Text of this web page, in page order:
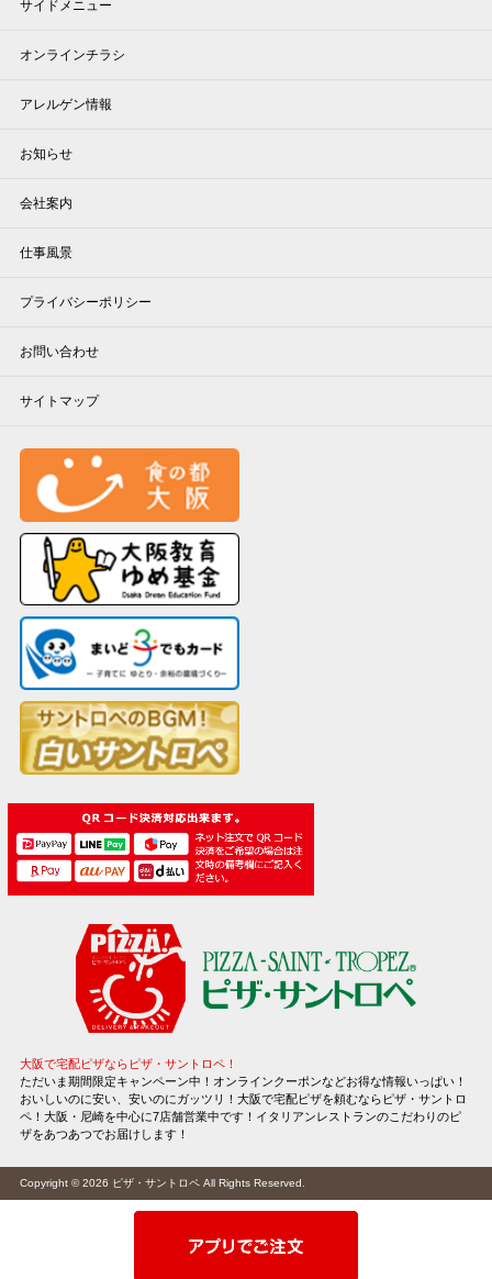
サイドメニュー
オンラインチラシ
アレルゲン情報
お知らせ
会社案内
仕事風景
プライバシーポリシー
お問い合わせ
サイトマップ
大阪で宅配ピザならピザ・サントロペ！
ただいま期間限定キャンペーン中！オンラインクーポンなどお得な情報いっぱい！
おいしいのに安い、安いのにガッツリ！大阪で宅配ピザを頼むならピザ・サントロ
ペ！大阪・尼崎を中心に7店舗営業中です！イタリアンレストランのこだわりのピ
ザをあつあつでお届けします！
Copyright © 2026 ピザ・サントロペAll Rights Reserved.